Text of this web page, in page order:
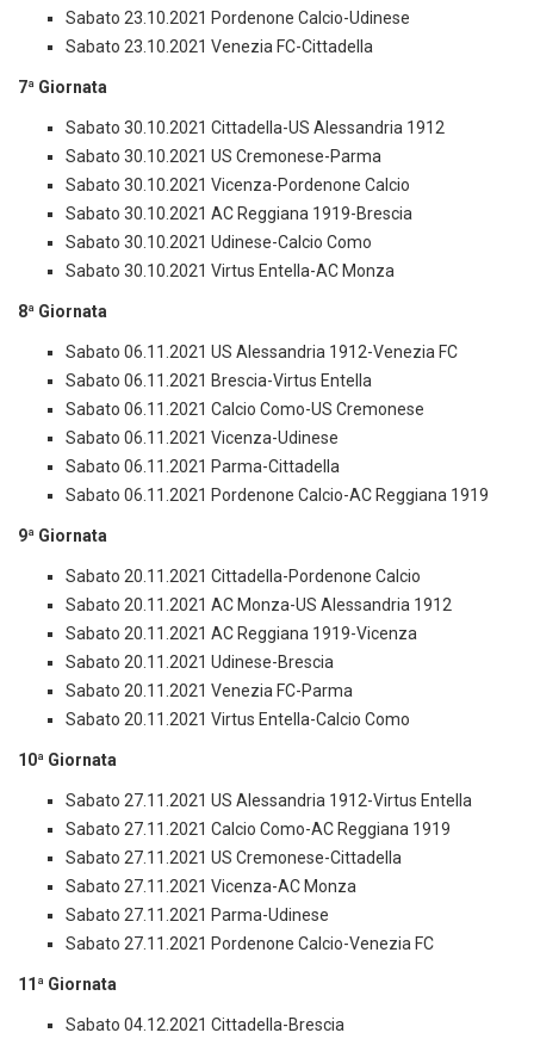
Sabato 23.10.2021 Pordenone Calcio-Udinese
Sabato 23.10.2021 Venezia FC-Cittadella
7ª Giornata
Sabato 30.10.2021 Cittadella-US Alessandria 1912
Sabato 30.10.2021 US Cremonese-Parma
Sabato 30.10.2021 Vicenza-Pordenone Calcio
Sabato 30.10.2021 AC Reggiana 1919-Brescia
Sabato 30.10.2021 Udinese-Calcio Como
Sabato 30.10.2021 Virtus Entella-AC Monza
8ª Giornata
Sabato 06.11.2021 US Alessandria 1912-Venezia FC
Sabato 06.11.2021 Brescia-Virtus Entella
Sabato 06.11.2021 Calcio Como-US Cremonese
Sabato 06.11.2021 Vicenza-Udinese
Sabato 06.11.2021 Parma-Cittadella
Sabato 06.11.2021 Pordenone Calcio-AC Reggiana 1919
9ª Giornata
Sabato 20.11.2021 Cittadella-Pordenone Calcio
Sabato 20.11.2021 AC Monza-US Alessandria 1912
Sabato 20.11.2021 AC Reggiana 1919-Vicenza
Sabato 20.11.2021 Udinese-Brescia
Sabato 20.11.2021 Venezia FC-Parma
Sabato 20.11.2021 Virtus Entella-Calcio Como
10ª Giornata
Sabato 27.11.2021 US Alessandria 1912-Virtus Entella
Sabato 27.11.2021 Calcio Como-AC Reggiana 1919
Sabato 27.11.2021 US Cremonese-Cittadella
Sabato 27.11.2021 Vicenza-AC Monza
Sabato 27.11.2021 Parma-Udinese
Sabato 27.11.2021 Pordenone Calcio-Venezia FC
11ª Giornata
Sabato 04.12.2021 Cittadella-Brescia